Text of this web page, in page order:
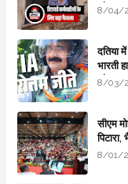
और बजट
8/04/
दतिया
भारती
और
8/03/
सीएम
8/01/